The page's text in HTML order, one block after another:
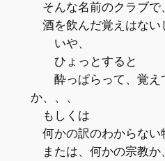
そんな名前のクラブで、
酒を飲んだ覚えはない
いや、
ひょっとすると
酔っぱらって、覚え
か、、、
もしくは
何かの訳のわからない
または、何かの宗教か、